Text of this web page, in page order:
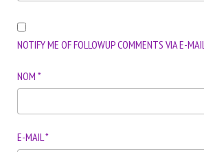
NOTIFY ME OF FOLLOWUP COMMENTS VIA E-MAIL
NOM *
E-MAIL *